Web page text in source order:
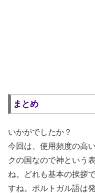
まとめ
いかがでしたか？
今回は、使用頻度の高
クの国なので神という
ね。どれも基本の挨拶
すね。ポルトガル語は